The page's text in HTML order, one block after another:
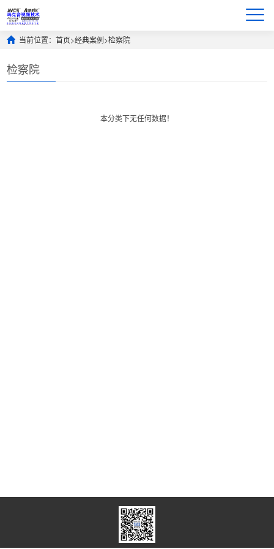
当前位置：首页>经典案例>检察院
检察院
本分类下无任何数据！